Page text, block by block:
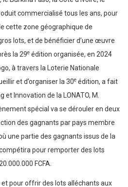
commercialisé tous les ans, pour
cette zone géographique de
lots, et de bénéficier d’une œuvre
la 29e édition organisée, en 2024
à travers la Loterie Nationale
et d’organiser la 30e édition, a fait
et Innovation de la LONATO, M.
spécial va se dérouler en deux
des gagnants par pays membre
une partie des gagnants issus de la
pour remporter des lots
FCFA.
et pour offrir des lots alléchants aux